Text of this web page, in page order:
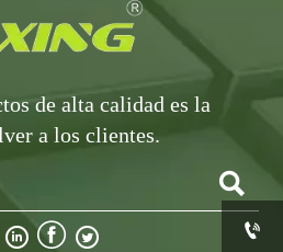
de alta calidad es la
a los clientes.

   